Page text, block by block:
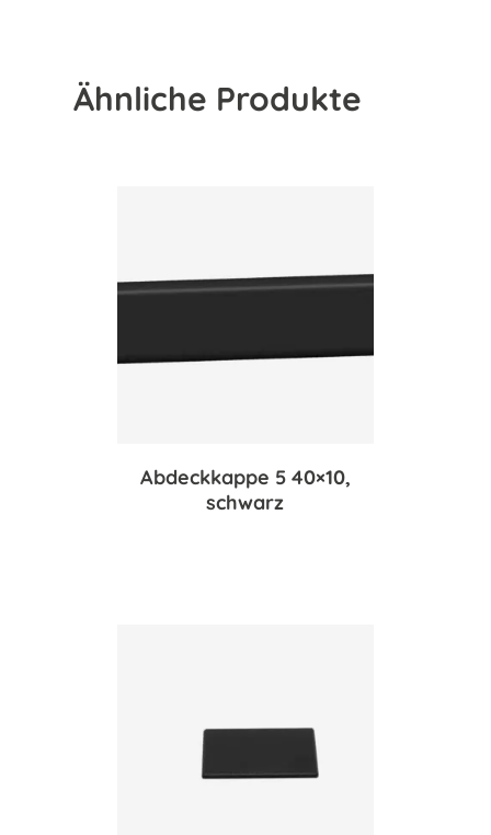
Ähnliche Produkte
Abdeckkappe 5 40×10,
schwarz